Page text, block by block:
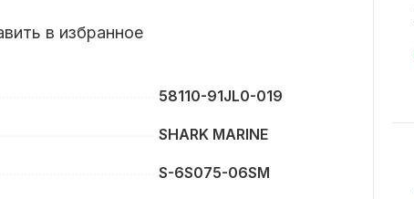
в избранное
58110-91JL0-019
SHARK MARINE
S-6S075-06SM